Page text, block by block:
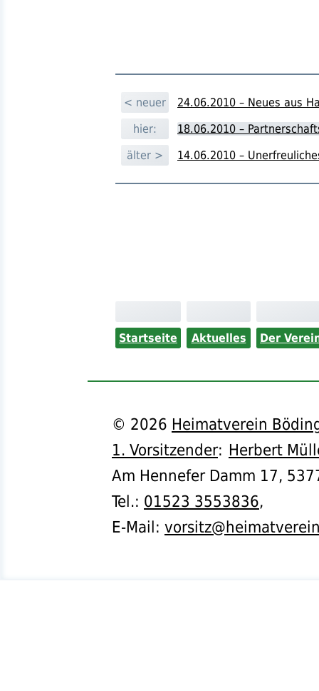
< neuer
24.06.2010 – Neues aus
hier:
18.06.2010 –
älter >
14.06.2010 –
Startseite Aktuelles Der
© 2026 Heimatverein
1. Vorsitzender: Herbert
Am Hennefer Damm 17,
Tel.: 01523 3553836,
E-Mail: